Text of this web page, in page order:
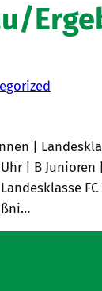
|
Uhr | B